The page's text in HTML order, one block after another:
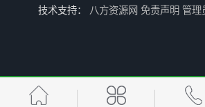
技术支持： 八方资源网 免责声明 管理